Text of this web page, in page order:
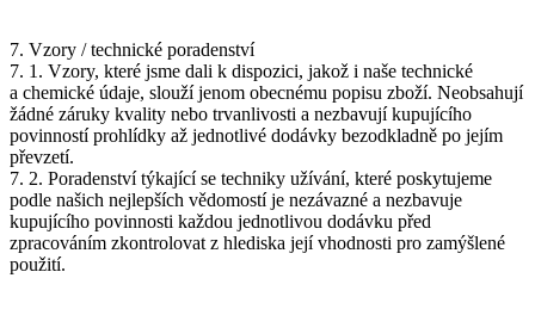
7. Vzory / technické poradenství
7. 1. Vzory, které jsme dali k dispozici, jakož i naše technické
a chemické údaje, slouží jenom obecnému popisu zboží. Neobsahují
žádné záruky kvality nebo trvanlivosti a nezbavují kupujícího
povinností prohlídky až jednotlivé dodávky bezodkladně po jejím
převzetí.
7. 2. Poradenství týkající se techniky užívání, které poskytujeme
podle našich nejlepších vědomostí je nezávazné a nezbavuje
kupujícího povinnosti každou jednotlivou dodávku před
zpracováním zkontrolovat z hlediska její vhodnosti pro zamýšlené
použití.